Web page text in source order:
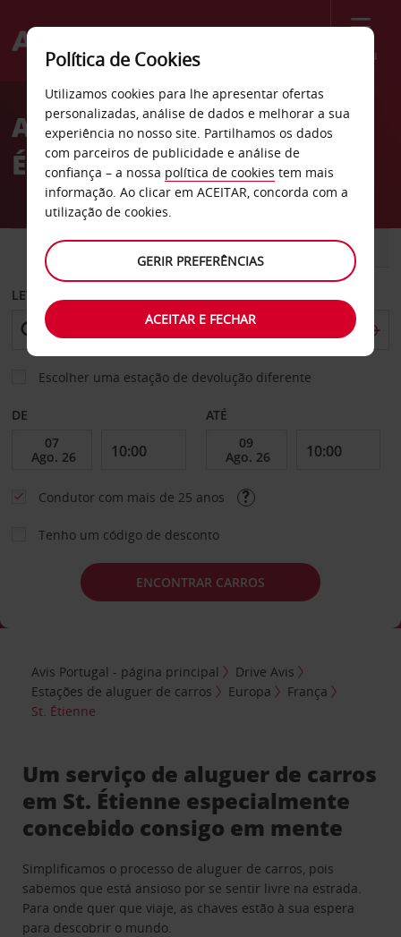
Menu
Welcome
AvisAluguer de carros St.
Étienne
CARRO COMERCIAIS
LEVANTAR EM
Escolher uma estação de devolução diferente
DE ATÉ
Condutor com mais de 25 anos
Tenho um código de desconto
ENCONTRAR CARROS
Avis Portugal - página principal
Drive Avis
Estações de aluguer de carros
Europa
França
St. Étienne
Um serviço de aluguer de carros
em St. Étienne especialmente
concebido consigo em mente
Simplificamos o processo de aluguer de carros, pois
sabemos que está ansioso por se sentir livre na estrada.
Para onde quer que viaje, as chaves estão à sua espera
para descobrir o mundo.
Política de Cookies
Utilizamos cookies para lhe apresentar ofertas
personalizadas, análise de dados e melhorar a sua
experiência no nosso site. Partilhamos os dados
com parceiros de publicidade e análise de
confiança – a nossa política de cookies tem mais
informação. Ao clicar em ACEITAR, concorda com a
utilização de cookies.
GERIR PREFERÊNCIAS
ACEITAR E FECHAR